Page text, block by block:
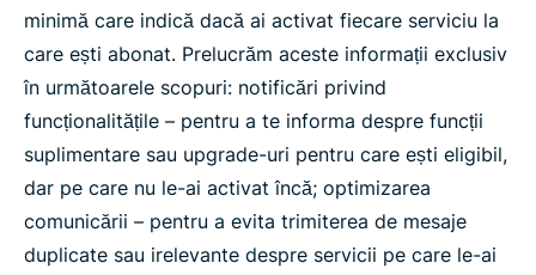
minimă care indică dacă ai activat fiecare serviciu la
care ești abonat. Prelucrăm aceste informații exclusiv
în următoarele scopuri: notificări privind
funcționalitățile – pentru a te informa despre funcții
suplimentare sau upgrade-uri pentru care ești eligibil,
dar pe care nu le-ai activat încă; optimizarea
comunicării – pentru a evita trimiterea de mesaje
duplicate sau irelevante despre servicii pe care le-ai